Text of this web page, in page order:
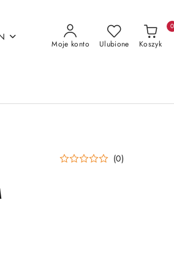
Moje konto Ulubione Koszyk
0
(0)